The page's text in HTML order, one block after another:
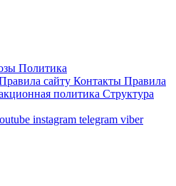
Политика
сайту Контакты Правила
политика Структура
instagram telegram viber